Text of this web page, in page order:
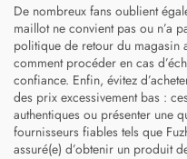
De nombreux fans oublient
maillot ne convient pas ou n’a
politique de retour du magasin
comment procéder en cas
confiance. Enfin, évitez
des prix excessivement bas :
authentiques ou présenter une
fournisseurs fiables tels que
assuré(e) d’obtenir un produit